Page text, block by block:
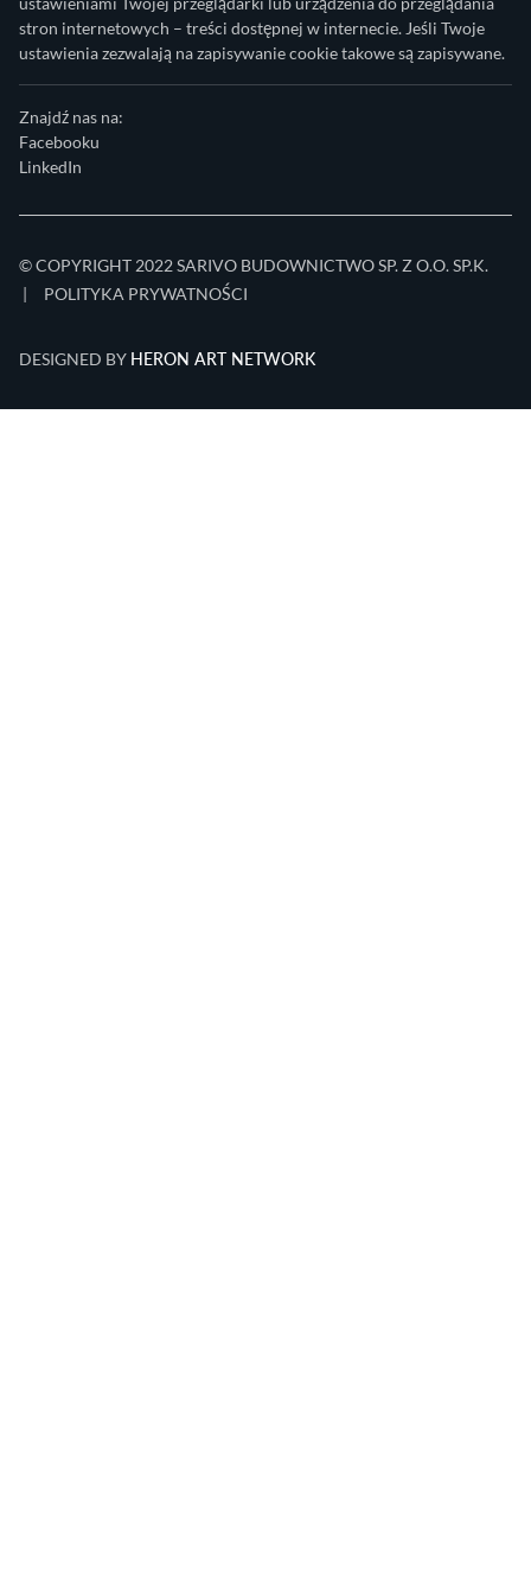
stron internetowych – treści dostępnej w internecie. Jeśli Twoje
ustawienia zezwalają na zapisywanie cookie takowe są zapisywane.
Znajdź nas na:
Facebooku
LinkedIn
© COPYRIGHT 2022 SARIVO BUDOWNICTWO SP. Z O.O. SP.K.
|
POLITYKA PRYWATNOŚCI
DESIGNED BY HERON ART NETWORK